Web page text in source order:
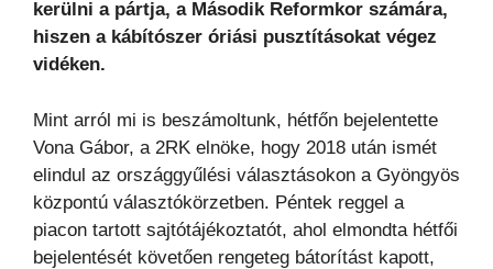
kerülni a pártja, a Második Reformkor számára,
hiszen a kábítószer óriási pusztításokat végez
vidéken.
Mint arról mi is beszámoltunk, hétfőn bejelentette
Vona Gábor, a 2RK elnöke, hogy 2018 után ismét
elindul az országgyűlési választásokon a Gyöngyös
központú választókörzetben. Péntek reggel a
piacon tartott sajtótájékoztatót, ahol elmondta hétfői
bejelentését követően rengeteg bátorítást kapott,